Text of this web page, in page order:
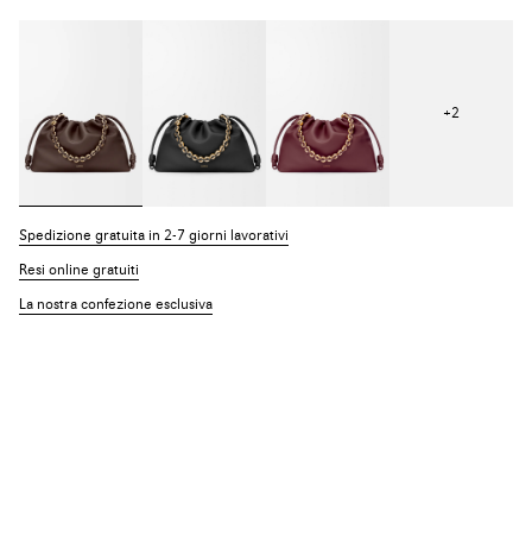
+2
Spedizione gratuita in 2-7 giorni lavorativi
Resi online gratuiti
La nostra confezione esclusiva